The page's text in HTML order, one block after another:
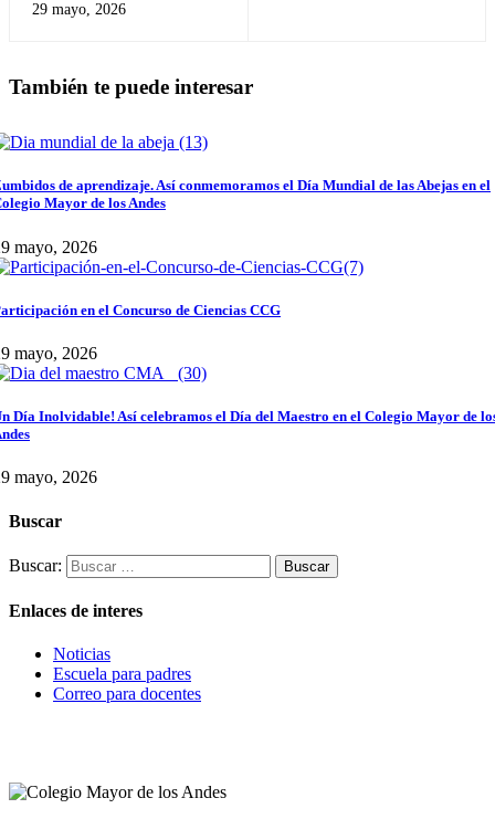
Abejas en el Colegio Mayor de los
29 mayo, 2026
También te puede interesar
de aprendizaje. Así conmemoramos el Día Mundial de las Abejas en el
Mayor de los Andes
mayo, 2026
en el Concurso de Ciencias CCG
mayo, 2026
Día Inolvidable! Así celebramos el Día del Maestro en el Colegio Mayor de
mayo, 2026
Buscar
Buscar:
Enlaces de interes
Noticias
Escuela para padres
Correo para docentes